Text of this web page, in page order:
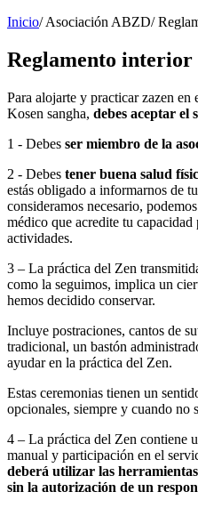
Inicio/ Asociación ABZD/
Reglamento interior
Para alojarte y practicar zazen en
Kosen sangha, debes aceptar el
1 - Debes ser miembro de la
2 - Debes tener buena salud
estás obligado a informarnos de
consideramos necesario,
médico que acredite tu capacidad
actividades.
3 – La práctica del Zen
como la seguimos, implica un
hemos decidido conservar.
Incluye postraciones, cantos de
tradicional, un bastón
ayudar en la práctica del Zen.
Estas ceremonias tienen un
opcionales, siempre y cuando no
4 – La práctica del Zen contiene
manual y participación en el
deberá utilizar las
sin la autorización de un